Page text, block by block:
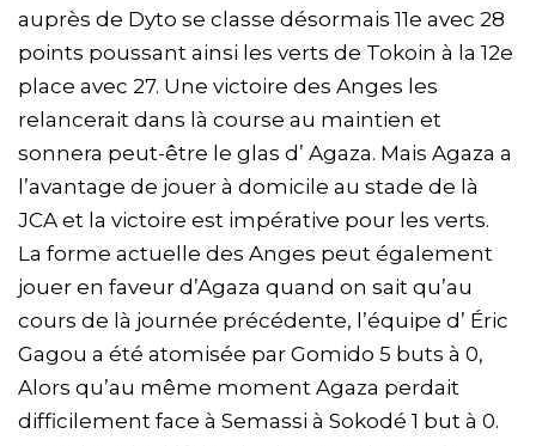
auprès de Dyto se classe désormais 11e avec 28
points poussant ainsi les verts de Tokoin à la 12e
place avec 27. Une victoire des Anges les
relancerait dans là course au maintien et
sonnera peut-être le glas d’ Agaza. Mais Agaza a
l’avantage de jouer à domicile au stade de là
JCA et la victoire est impérative pour les verts.
La forme actuelle des Anges peut également
jouer en faveur d’Agaza quand on sait qu’au
cours de là journée précédente, l’équipe d’ Éric
Gagou a été atomisée par Gomido 5 buts à 0,
Alors qu’au même moment Agaza perdait
difficilement face à Semassi à Sokodé 1 but à 0.